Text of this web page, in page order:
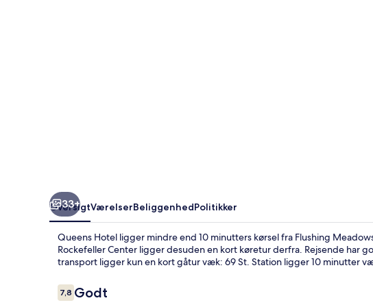
33+
OversigtVærelserBeliggenhedPolitikker
Queens Hotel ligger mindre end 10 minutters kørsel fra Flushing
Rockefeller Center ligger desuden en kort køretur derfra. Rejsende har
transport ligger kun en kort gåtur væk: 69 St. Station ligger 10 minutter
Anmeldelser
7,87,8 ud af 10.
Godt